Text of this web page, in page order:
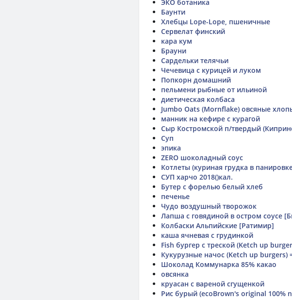
ЭКО ботаника
Баунти
Хлебцы Lope-Lope, пшеничные
Сервелат финский
кара кум
Брауни
Сардельки телячьи
Чечевица с курицей и луком
Попкорн домашний
пельмени рыбные от ильиной
диетическая колбаса
Jumbo Oats (Mornflake) овсяные
манник на кефире с курагой
Сыр Костромской п/твердый
Суп
эпика
ZERO шоколадный соус
Котлеты (куриная грудка в
СУП харчо 2018()кал.
Бутер с форелью белый хлеб
печенье
Чудо воздушный творожок
Лапша с говядиной в остром соусе
Колбаски Альпийские [Ратимир]
каша ячневая с грудинкой
Fish бургер с треской (Ketch up
Кукурузные начос (Ketch up burgers)
Шоколад Коммунарка 85% какао
овсянка
круасан с вареной сгущенкой
Рис бурый (ecoBrown's original 100%